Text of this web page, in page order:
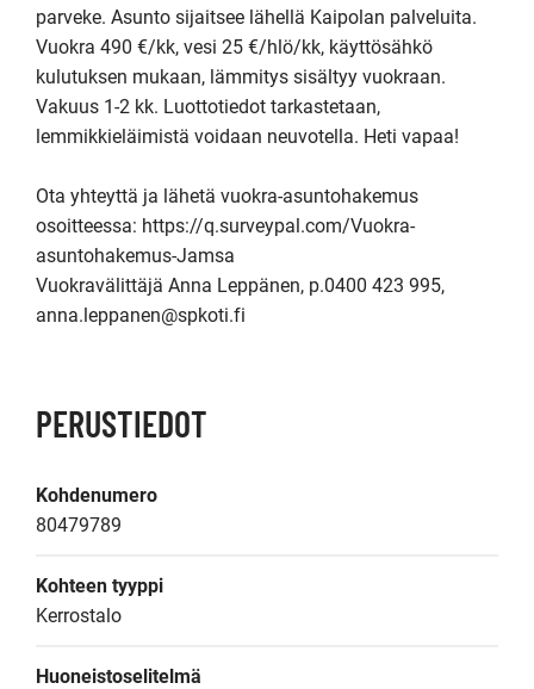
parveke. Asunto sijaitsee lähellä Kaipolan palveluita.
Vuokra 490 €/kk, vesi 25 €/hlö/kk, käyttösähkö
kulutuksen mukaan, lämmitys sisältyy vuokraan.
Vakuus 1-2 kk. Luottotiedot tarkastetaan,
lemmikkieläimistä voidaan neuvotella. Heti vapaa!
Ota yhteyttä ja lähetä vuokra-asuntohakemus
osoitteessa: https://q.surveypal.com/Vuokra-
asuntohakemus-Jamsa
Vuokravälittäjä Anna Leppänen, p.0400 423 995,
anna.leppanen@spkoti.fi
PERUSTIEDOT
Kohdenumero
80479789
Kohteen tyyppi
Kerrostalo
Huoneistoselitelmä